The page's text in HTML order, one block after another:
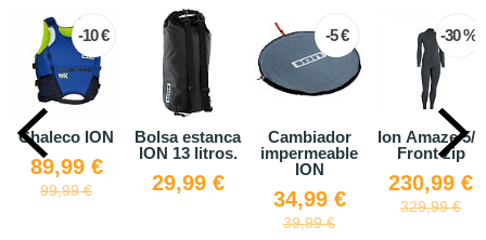
Bolsa estanca
ION 13 litros.
29,99 €
Cambiador
impermeable
34,99 €
-30 %
Ion Amaze 5/4
Front zip
230,99 €
329,99 €
Leash
wingfoil
39,00